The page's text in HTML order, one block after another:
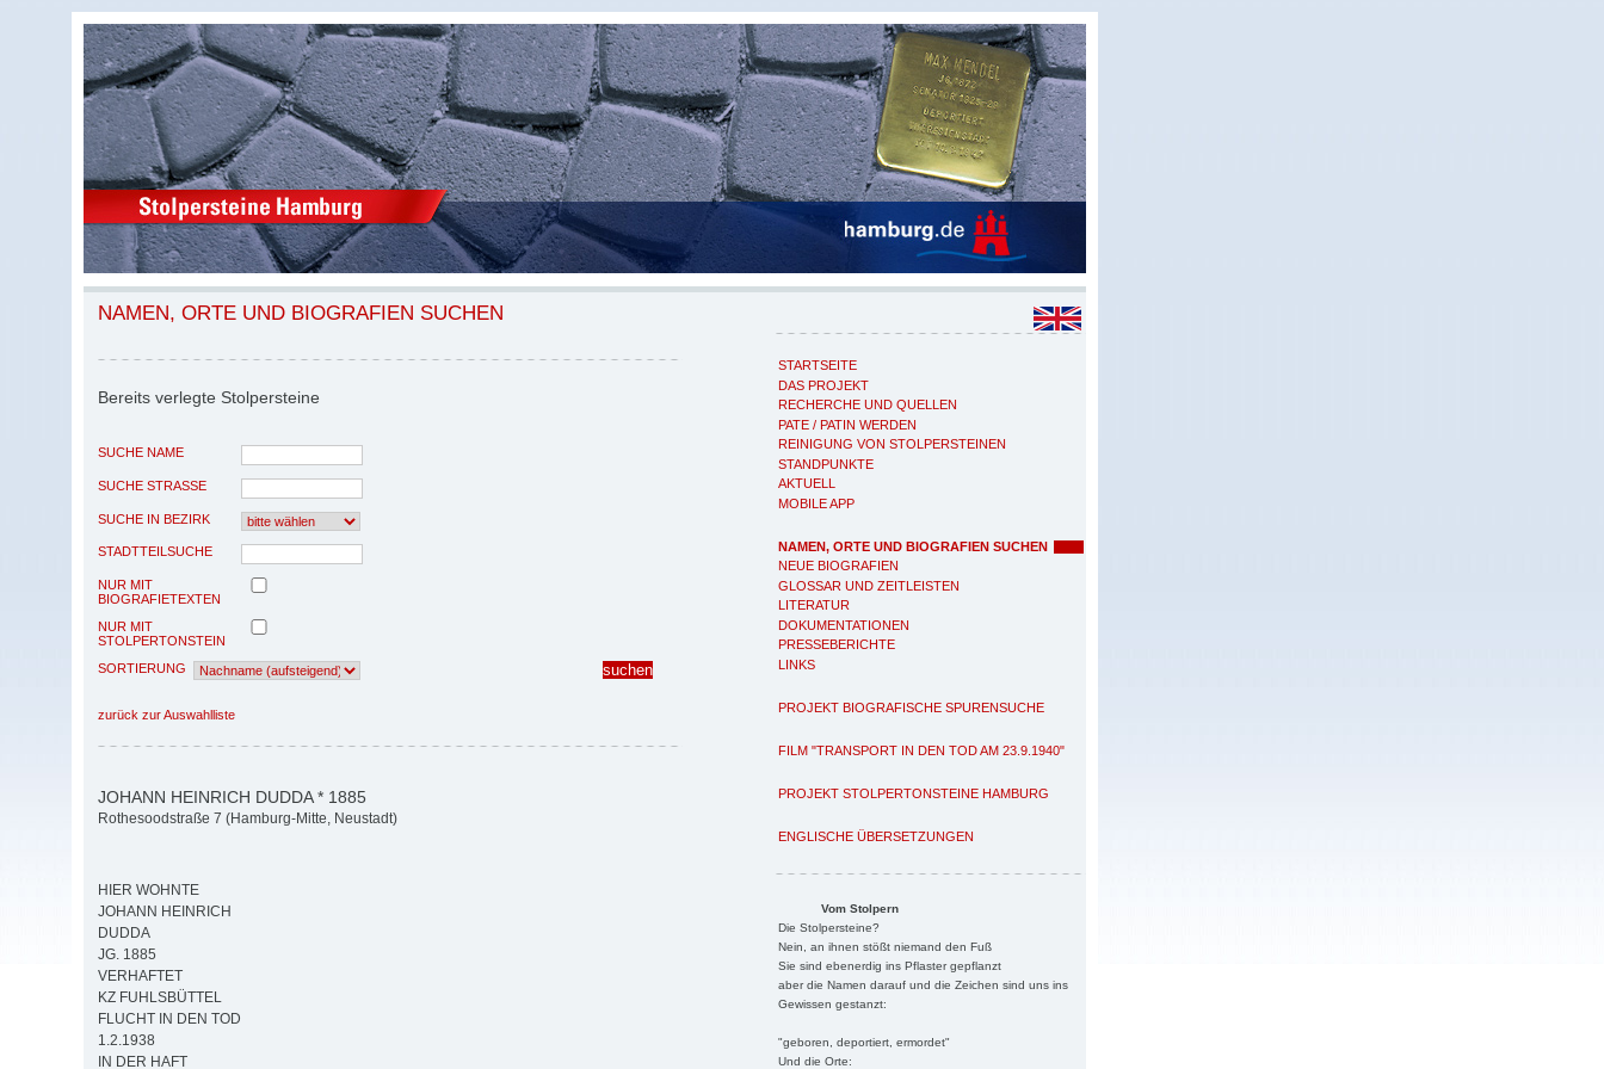
STARTSEITE
DAS PROJEKT
RECHERCHE UND QUELLEN
PATE / PATIN WERDEN
REINIGUNG VON STOLPERSTEINEN
STANDPUNKTE
AKTUELL
MOBILE APP
NAMEN, ORTE UND BIOGRAFIEN SUCHEN
NEUE BIOGRAFIEN
GLOSSAR UND ZEITLEISTEN
LITERATUR
DOKUMENTATIONEN
PRESSEBERICHTE
LINKS
PROJEKT BIOGRAFISCHE SPURENSUCHE
FILM "TRANSPORT IN DEN TOD AM 23.9.1940"
PROJEKT STOLPERTONSTEINE HAMBURG
ENGLISCHE ÜBERSETZUNGEN
Vom Stolpern
Die Stolpersteine?
Nein, an ihnen stößt niemand den Fuß
Sie sind ebenerdig ins Pflaster gepflanzt
aber die Namen darauf und die Zeichen sind uns ins
Gewissen gestanzt:
"geboren, deportiert, ermordet"
Und die Orte:
NAMEN, ORTE UND BIOGRAFIEN SUCHEN
Bereits verlegte Stolpersteine
SUCHE NAME
SUCHE STRASSE
SUCHE IN BEZIRK
STADTTEILSUCHE
NUR MIT
BIOGRAFIETEXTEN
NUR MIT
STOLPERTONSTEIN
SORTIERUNG
zurück zur Auswahlliste
JOHANN HEINRICH DUDDA * 1885
Rothesoodstraße 7 (Hamburg-Mitte, Neustadt)
HIER WOHNTE
JOHANN HEINRICH
DUDDA
JG. 1885
VERHAFTET
KZ FUHLSBÜTTEL
FLUCHT IN DEN TOD
1.2.1938
IN DER HAFT